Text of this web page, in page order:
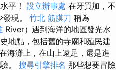
平！ 設立辦事處 在牙買加，不
現。 竹北 筋膜刀 稱為
River）遇到海洋的地區發光水
地點，包括舊的寺廟和殖民建
海灘上，在山上遠足，還是進
。 搜尋引擎排名 那些想要冒險